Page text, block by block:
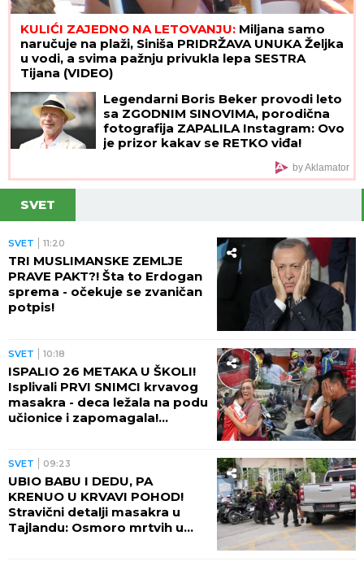
KULIĆI ZAJEDNO NA LETOVANJU: Miljana samo
naručuje na plaži, Siniša PRIDRŽAVA UNUKA Željka
u vodi, a svima pažnju privukla lepa SESTRA
Tijana (VIDEO)
Legendarni Boris Beker provodi leto
sa ZGODNIM SINOVIMA, porodična
fotografija ZAPALILA Instagram: Ovo
je prizor kakav se RETKO viđa!
by Aklamator
SVET
SVET 11:20
TRI MUSLIMANSKE ZEMLJE
PRAVE PAKT?! Šta to Erdogan
sprema - očekuje se zvaničan
potpis!
SVET 10:18
ISPALIO 26 METAKA U ŠKOLI!
Isplivali PRVI SNIMCI krvavog
masakra - deca ležala na podu
učionice i zapomagala!
SVET 09:23
UBIO BABU I DEDU, PA
KRENUO U KRVAVI POHOD!
Stravični detalji masakra u
Tajlandu: Osmoro mrtvih u